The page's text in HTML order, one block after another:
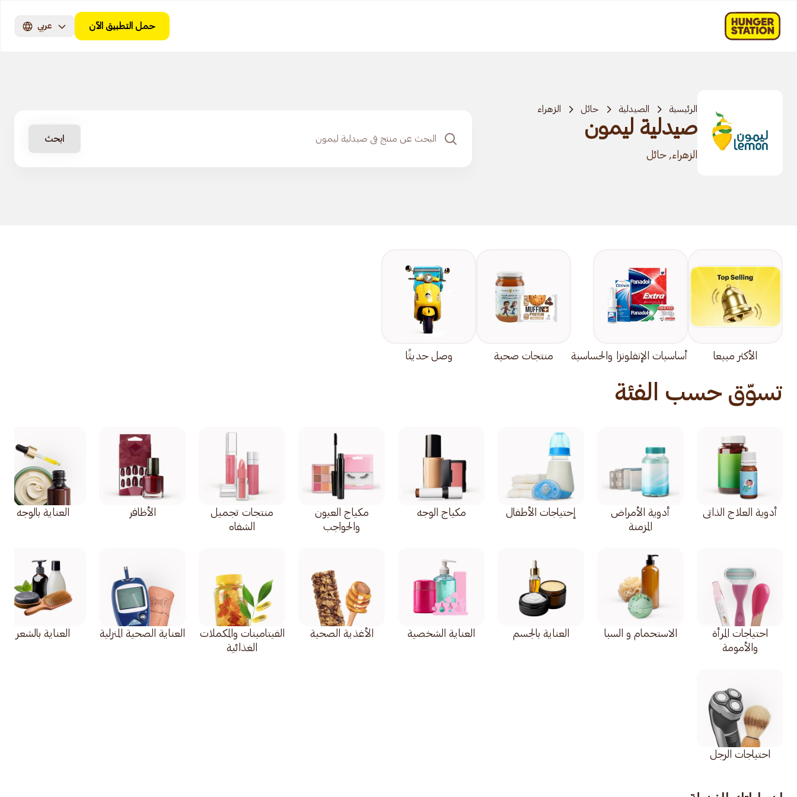
حمل التطبيق الآن عربي
الرئيسية الصيدلية حائل الزهراء
صيدلية ليمون
الزهراء, حائل
ابحث
الأكثر مبيعا أساسيات الإنفلونزا والحساسية منتجات صحية وصل حديثًا
تسوّق حسب الفئة
أدوية العلاج الذاتي
أدوية الأمراض
المزمنة
إحتياجات الأطفال مكياج الوجه
مكياج العيون
والحواجب
منتجات تجميل
الشفاه
الأظافر العناية بالوجه
احتياجات المرأة
والأمومة
الاستحمام و السبا العناية بالجسم العناية الشخصية الأغذية الصحية
الفيتامينات والمكملات
الغذائية
العناية الصحية المنزلية العناية بالشعر
احتياجات الرجل